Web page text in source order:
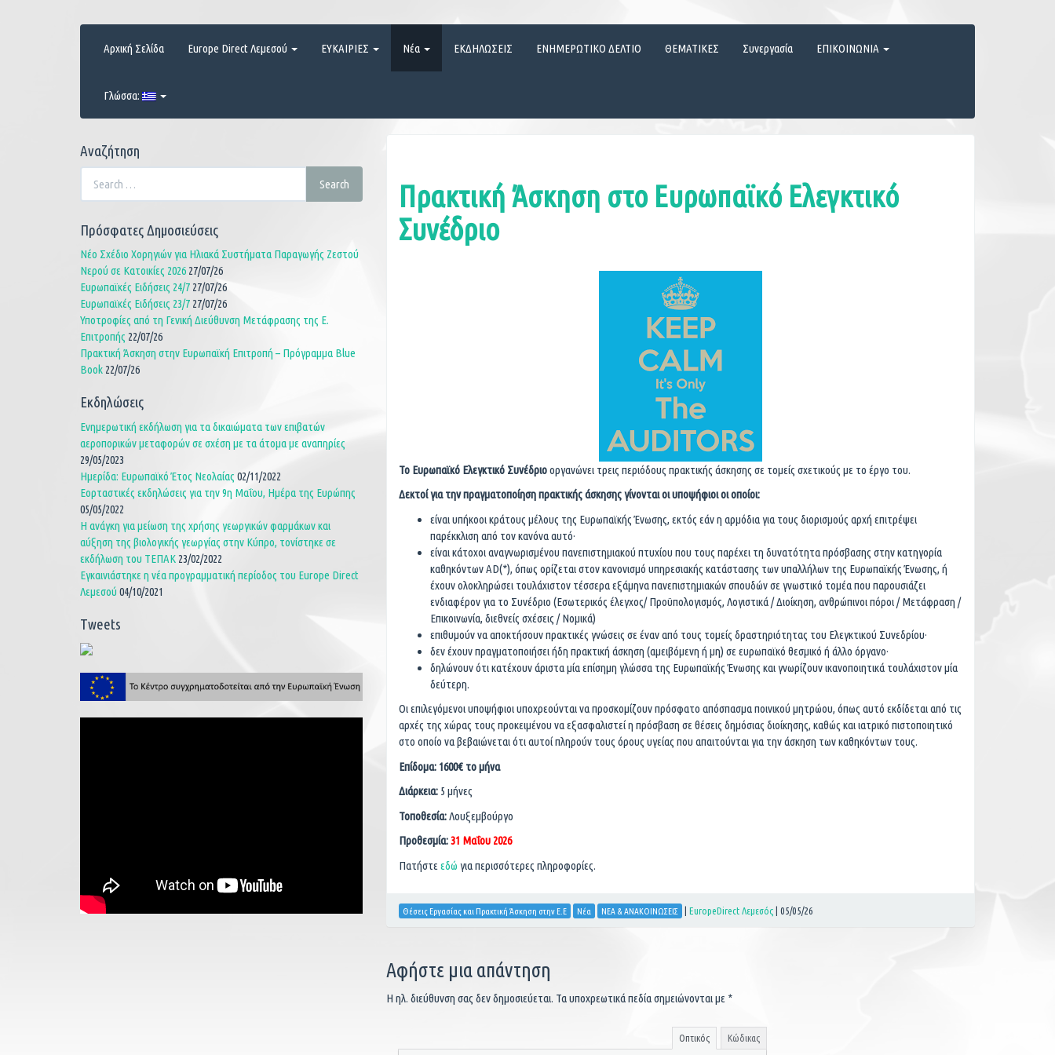
Αρχική Σελίδα Europe Direct Λεμεσού ΕΥΚΑΙΡΙΕΣ Νέα ΕΚΔΗΛΩΣΕΙΣ ΕΝΗΜΕΡΩΤΙΚΟ ΔΕΛΤΙΟ ΘΕΜΑΤΙΚΕΣ Συνεργασία ΕΠΙΚΟΙΝΩΝΙΑ
Γλώσσα:
Πρακτική Άσκηση στο Ευρωπαϊκό Ελεγκτικό
Συνέδριο
Το Ευρωπαϊκό Ελεγκτικό Συνέδριοοργανώνει τρεις περιόδους πρακτικής άσκησης σε τομείς σχετικούς με το έργο του.
Δεκτοί για την πραγματοποίηση πρακτικής άσκησης γίνονται οι υποψήφιοι οι οποίοι:
είναι υπήκοοι κράτους μέλους της Ευρωπαϊκής Ένωσης, εκτός εάν η αρμόδια για τους διορισμούς αρχή επιτρέψει
παρέκκλιση από τον κανόνα αυτό·
είναι κάτοχοι αναγνωρισμένου πανεπιστημιακού πτυχίου που τους παρέχει τη δυνατότητα πρόσβασης στην κατηγορία
καθηκόντων AD(*), όπως ορίζεται στον κανονισμό υπηρεσιακής κατάστασης των υπαλλήλων της Ευρωπαϊκής Ένωσης, ή
έχουν ολοκληρώσει τουλάχιστον τέσσερα εξάμηνα πανεπιστημιακών σπουδών σε γνωστικό τομέα που παρουσιάζει
ενδιαφέρον για το Συνέδριο (Εσωτερικός έλεγχος/ Προϋπολογισμός, Λογιστικά / Διοίκηση, ανθρώπινοι πόροι / Μετάφραση /
Επικοινωνία, διεθνείς σχέσεις / Νομικά)
επιθυμούν να αποκτήσουν πρακτικές γνώσεις σε έναν από τους τομείς δραστηριότητας του Ελεγκτικού Συνεδρίου·
δεν έχουν πραγματοποιήσει ήδη πρακτική άσκηση (αμειβόμενη ή μη) σε ευρωπαϊκό θεσμικό ή άλλο όργανο·
δηλώνουν ότι κατέχουν άριστα μία επίσημη γλώσσα της Ευρωπαϊκής Ένωσης και γνωρίζουν ικανοποιητικά τουλάχιστον μία
δεύτερη.
Οι επιλεγόμενοι υποψήφιοι υποχρεούνται να προσκομίζουν πρόσφατο απόσπασμα ποινικού μητρώου, όπως αυτό εκδίδεται από τις
αρχές της χώρας τους προκειμένου να εξασφαλιστεί η πρόσβαση σε θέσεις δημόσιας διοίκησης, καθώς και ιατρικό πιστοποιητικό
στο οποίο να βεβαιώνεται ότι αυτοί πληρούν τους όρους υγείας που απαιτούνται για την άσκηση των καθηκόντων τους.
Επίδομα: 1600€ το μήνα
Διάρκεια: 5 μήνες
Τοποθεσία:Λουξεμβούργο
Προθεσμία:31 Μαΐου 2026
Πατήστε εδώ για περισσότερες πληροφορίες.
Θέσεις Εργασίας και Πρακτική Άσκηση στην Ε.Ε Νέα ΝΕΑ & ΑΝΑΚΟΙΝΩΣΕΙΣ EuropeDirect Λεμεσός 05/05/26
Αφήστε μια απάντηση
Η ηλ. διεύθυνση σας δεν δημοσιεύεται. Τα υποχρεωτικά πεδία σημειώνονται με *
Οπτικός Κώδικας
Αναζήτηση
Search
Search
Πρόσφατες Δημοσιεύσεις
Νέο Σχέδιο Χορηγιών για Ηλιακά Συστήματα Παραγωγής Ζεστού
Νερού σε Κατοικίες 2026 27/07/26
Ευρωπαϊκές Ειδήσεις 24/7 27/07/26
Ευρωπαϊκές Ειδήσεις 23/7 27/07/26
Υποτροφίες από τη Γενική Διεύθυνση Μετάφρασης της Ε.
Επιτροπής 22/07/26
Πρακτική Άσκηση στην Ευρωπαϊκή Επιτροπή – Πρόγραμμα Blue
Book 22/07/26
Εκδηλώσεις
Ενημερωτική εκδήλωση για τα δικαιώματα των επιβατών
αεροπορικών μεταφορών σε σχέση με τα άτομα με αναπηρίες
29/05/2023
Ημερίδα: Ευρωπαϊκό Έτος Νεολαίας 02/11/2022
Εορταστικές εκδηλώσεις για την 9η Μαΐου, Ημέρα της Ευρώπης
05/05/2022
Η ανάγκη για μείωση της χρήσης γεωργικών φαρμάκων και
αύξηση της βιολογικής γεωργίας στην Κύπρο, τονίστηκε σε
εκδήλωση του ΤΕΠΑΚ 23/02/2022
Εγκαινιάστηκε η νέα προγραμματική περίοδος του Europe Direct
Λεμεσού 04/10/2021
Tweets